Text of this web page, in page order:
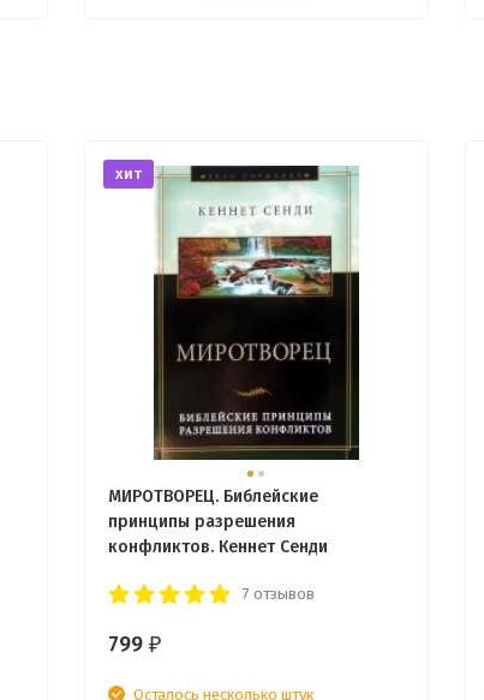
хит
МИРОТВОРЕЦ. Библейские
принципы разрешения
конфликтов. Кеннет Сенди
7 отзывов
799 ₽
Осталось несколько штук